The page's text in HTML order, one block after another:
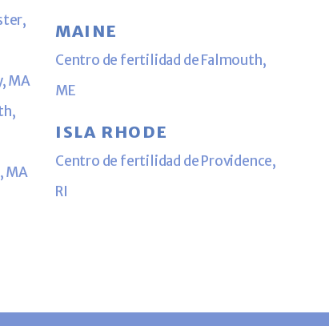
MA
MA
MAINE
Centro de fertilidad de Falmouth,
ME
ISLA RHODE
Centro de fertilidad de Providence,
RI